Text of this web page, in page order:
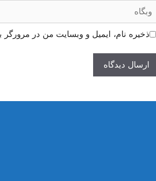
وبگاه
ذخیره نام، ایمیل و وبسایت من در